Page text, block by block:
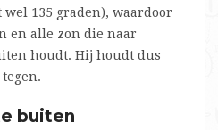
135 graden), waardoor
en alle zon die naar
houdt. Hij houdt dus
buiten